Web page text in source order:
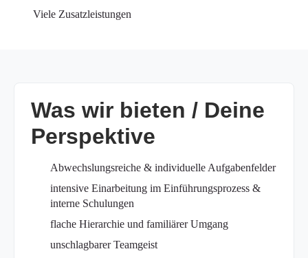
Viele Zusatzleistungen
Was wir bieten / Deine
Perspektive
Abwechslungsreiche & individuelle Aufgabenfelder
intensive Einarbeitung im Einführungsprozess &
interne Schulungen
flache Hierarchie und familiärer Umgang
unschlagbarer Teamgeist